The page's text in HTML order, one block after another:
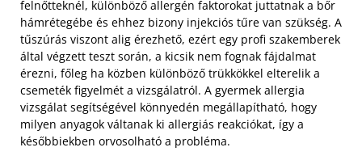
felnőtteknél, különböző allergén faktorokat juttatnak a bőr
hámrétegébe és ehhez bizony injekciós tűre van szükség. A
tűszúrás viszont alig érezhető, ezért egy profi szakemberek
által végzett teszt során, a kicsik nem fognak fájdalmat
érezni, főleg ha közben különböző trükkökkel elterelik a
csemeték figyelmét a vizsgálatról. A gyermek allergia
vizsgálat segítségével könnyedén megállapítható, hogy
milyen anyagok váltanak ki allergiás reakciókat, így a
későbbiekben orvosolható a probléma.